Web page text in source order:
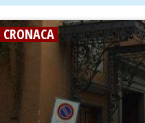
CRONACA